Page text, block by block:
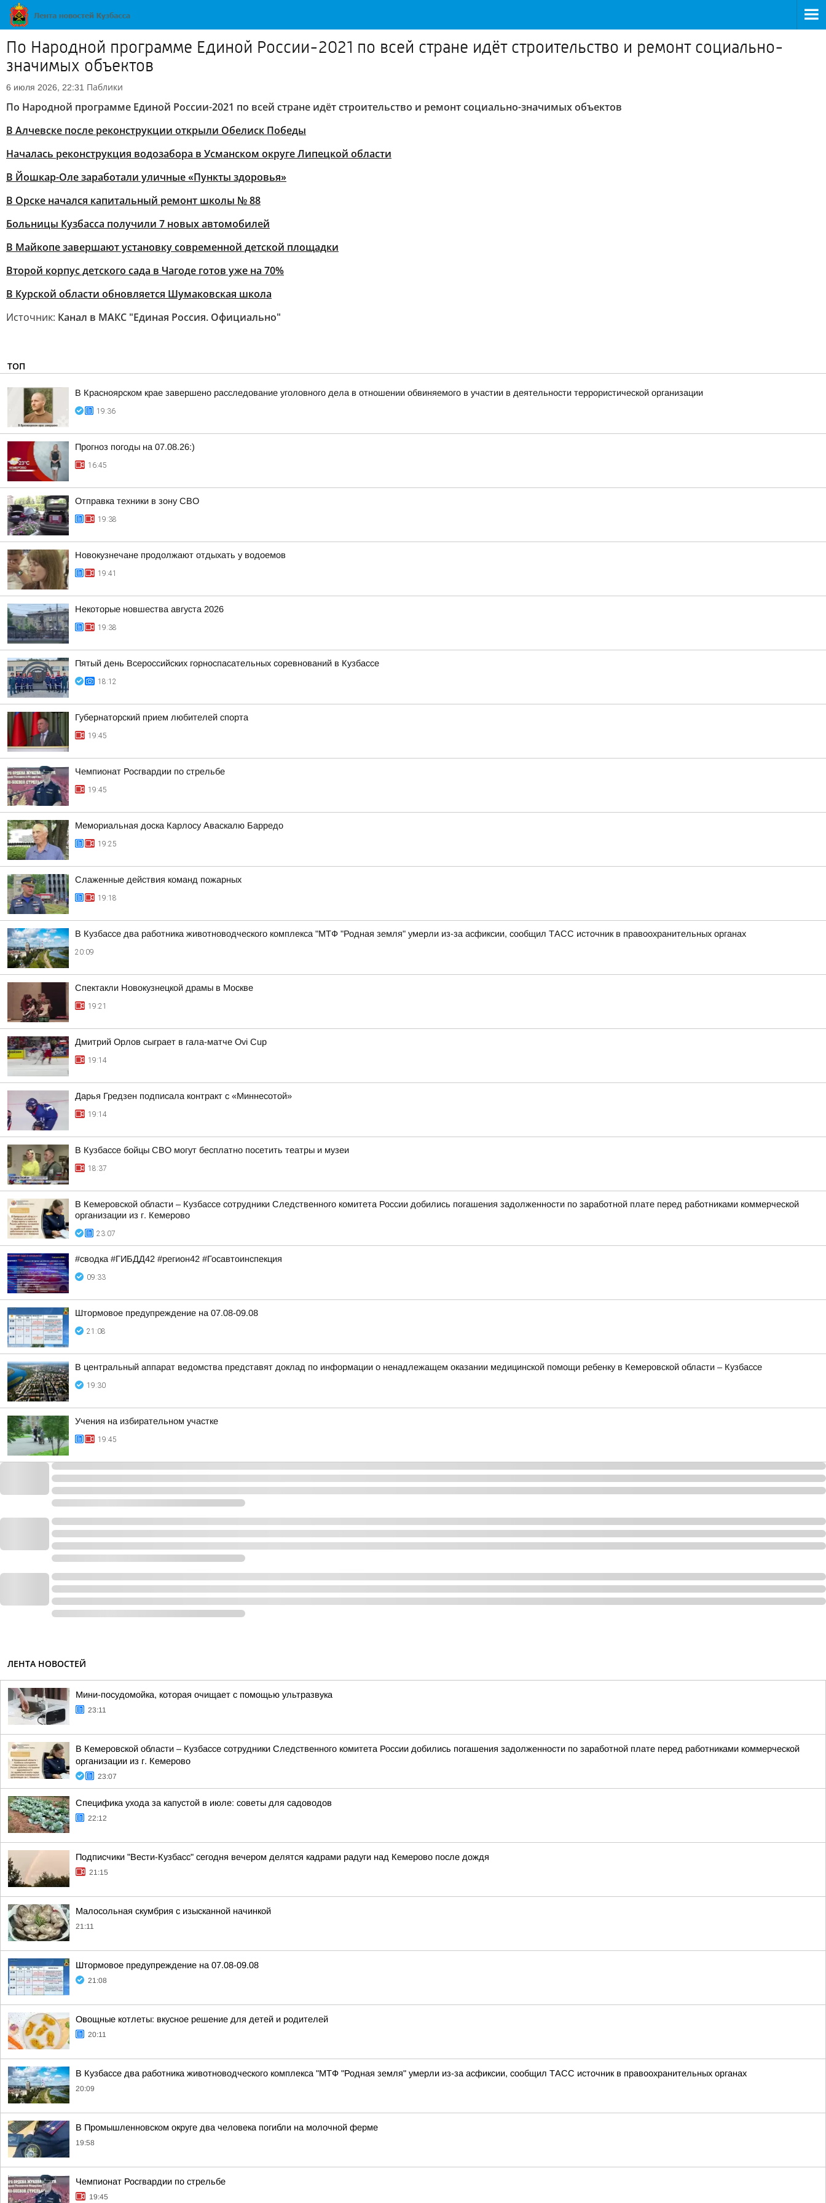
По Народной программе Единой России-2021 по всей стране идёт строительство и ремонт социально-
значимых объектов
6 июля 2026, 22:31 Паблики
По Народной программе Единой России-2021 по всей стране идёт строительство и ремонт социально-значимых объектов
В Алчевске после реконструкции открыли Обелиск Победы
Началась реконструкция водозабора в Усманском округе Липецкой области
В Йошкар-Оле заработали уличные «Пункты здоровья»
В Орске начался капитальный ремонт школы № 88
Больницы Кузбасса получили 7 новых автомобилей
В Майкопе завершают установку современной детской площадки
Второй корпус детского сада в Чагоде готов уже на 70%
В Курской области обновляется Шумаковская школа
Источник: Канал в МАКС "Единая Россия. Официально"
ТОП
В Красноярском крае завершено расследование уголовного дела в отношении обвиняемого в участии в деятельности террористической организации
19:36
Прогноз погоды на 07.08.26:)
16:45
Отправка техники в зону СВО
19:38
Новокузнечане продолжают отдыхать у водоемов
19:41
Некоторые новшества августа 2026
19:38
Пятый день Всероссийских горноспасательных соревнований в Кузбассе
18:12
Губернаторский прием любителей спорта
19:45
Чемпионат Росгвардии по стрельбе
19:45
Мемориальная доска Карлосу Аваскалю Барредо
19:25
Слаженные действия команд пожарных
19:18
В Кузбассе два работника животноводческого комплекса "МТФ "Родная земля" умерли из-за асфиксии, сообщил ТАСС источник в правоохранительных органах
20:09
Спектакли Новокузнецкой драмы в Москве
19:21
Дмитрий Орлов сыграет в гала-матче Ovi Cup
19:14
Дарья Гредзен подписала контракт с «Миннесотой»
19:14
В Кузбассе бойцы СВО могут бесплатно посетить театры и музеи
18:37
В Кемеровской области – Кузбассе сотрудники Следственного комитета России добились погашения задолженности по заработной плате перед работниками коммерческой
организации из г. Кемерово
23:07
#сводка #ГИБДД42 #регион42 #Госавтоинспекция
09:33
Штормовое предупреждение на 07.08-09.08
21:08
В центральный аппарат ведомства представят доклад по информации о ненадлежащем оказании медицинской помощи ребенку в Кемеровской области – Кузбассе
19:30
Учения на избирательном участке
19:45
ЛЕНТА НОВОСТЕЙ
Мини-посудомойка, которая очищает с помощью ультразвука
23:11
В Кемеровской области – Кузбассе сотрудники Следственного комитета России добились погашения задолженности по заработной плате перед работниками коммерческой
организации из г. Кемерово
23:07
Специфика ухода за капустой в июле: советы для садоводов
22:12
Подписчики "Вести-Кузбасс" сегодня вечером делятся кадрами радуги над Кемерово после дождя
21:15
Малосольная скумбрия с изысканной начинкой
21:11
Штормовое предупреждение на 07.08-09.08
21:08
Овощные котлеты: вкусное решение для детей и родителей
20:11
В Кузбассе два работника животноводческого комплекса "МТФ "Родная земля" умерли из-за асфиксии, сообщил ТАСС источник в правоохранительных органах
20:09
В Промышленновском округе два человека погибли на молочной ферме
19:58
Чемпионат Росгвардии по стрельбе
19:45